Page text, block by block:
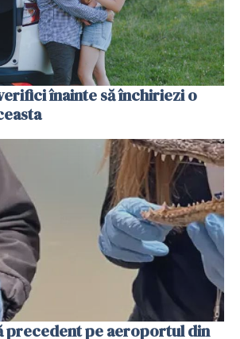
înainte să închiriezi o
precedent pe aeroportul din